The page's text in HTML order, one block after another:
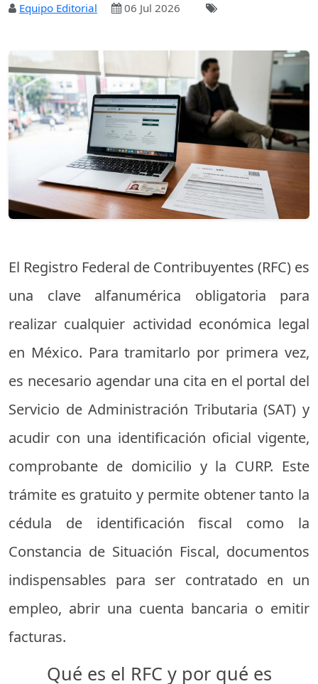
Equipo Editorial 06 Jul 2026
El Registro Federal de Contribuyentes (RFC) es
una clave alfanumérica obligatoria para
realizar cualquier actividad económica legal
en México. Para tramitarlo por primera vez,
es necesario agendar una cita en el portal del
Servicio de Administración Tributaria (SAT) y
acudir con una identificación oficial vigente,
comprobante de domicilio y la CURP. Este
trámite es gratuito y permite obtener tanto la
cédula de identificación fiscal como la
Constancia de Situación Fiscal, documentos
indispensables para ser contratado en un
empleo, abrir una cuenta bancaria o emitir
facturas.
Qué es el RFC y por qué es